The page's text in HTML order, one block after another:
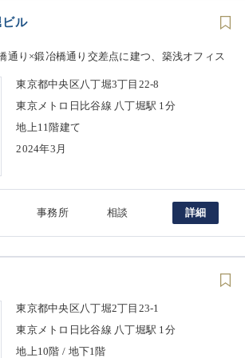
ビル
通り×鍛冶橋通り交差点に建つ、築浅オフィス
東京都中央区八丁堀3丁目22-8
東京メトロ日比谷線 八丁堀駅 1分
地上11階建て
2024年3月
事務所 相談 詳細
東京都中央区八丁堀2丁目23-1
東京メトロ日比谷線 八丁堀駅 1分
地上10階 / 地下1階